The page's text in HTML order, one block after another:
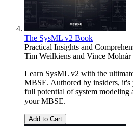
The SysML v2 Book
Practical Insights and
Tim Weilkiens and Vince Molnár
Learn SysML v2 with the
MBSE. Authored by insiders,
full potential of system modeling
your MBSE.
Add to Cart